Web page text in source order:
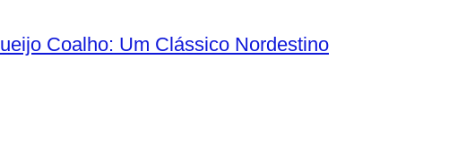
Coalho: Um Clássico Nordestino